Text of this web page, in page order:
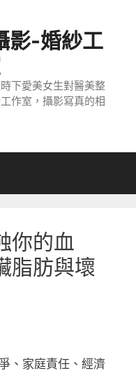
影-婚紗工
下愛美女生對醫美整
作室，攝影寫真的相
你的血
脂肪與壞
、家庭責任、經濟